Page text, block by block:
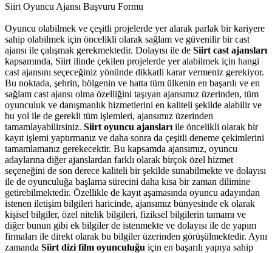
Siirt Oyuncu Ajansı Başvuru Formu
Oyuncu olabilmek ve çeşitli projelerde yer alarak parlak bir kariyere
sahip olabilmek için öncelikli olarak sağlam ve güvenilir bir cast
ajansı ile çalışmak gerekmektedir. Dolayısı ile de Siirt cast ajansları
kapsamında, Siirt ilinde çekilen projelerde yer alabilmek için hangi
cast ajansını seçeceğiniz yönünde dikkatli karar vermeniz gerekiyor.
Bu noktada, şehrin, bölgenin ve hatta tüm ülkenin en başarılı ve en
sağlam cast ajansı olma özelliğini taşıyan ajansımız üzerinden, tüm
oyunculuk ve danışmanlık hizmetlerini en kaliteli şekilde alabilir ve
bu yol ile de gerekli tüm işlemleri, ajansımız üzerinden
tamamlayabilirsiniz. Siirt oyuncu ajansları ile öncelikli olarak bir
kayıt işlemi yaptırmanız ve daha sonra da çeşitli deneme çekimlerini
tamamlamanız gerekecektir. Bu kapsamda ajansımız, oyuncu
adaylarına diğer ajanslardan farklı olarak birçok özel hizmet
seçeneğini de son derece kaliteli bir şekilde sunabilmekte ve dolayısı
ile de oyunculuğa başlama sürecini daha kısa bir zaman dilimine
getirebilmektedir. Özellikle de kayıt aşamasında oyuncu adayından
istenen iletişim bilgileri haricinde, ajansımız bünyesinde ek olarak
kişisel bilgiler, özel nitelik bilgileri, fiziksel bilgilerin tamamı ve
diğer bunun gibi ek bilgiler de istenmekte ve dolayısı ile de yapım
firmaları ile direkt olarak bu bilgiler üzerinden görüşülmektedir. Aynı
zamanda Siirt dizi film oyunculuğu için en başarılı yapıya sahip